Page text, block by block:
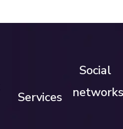
Services
Social
networks